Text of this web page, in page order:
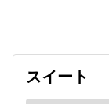
スイート